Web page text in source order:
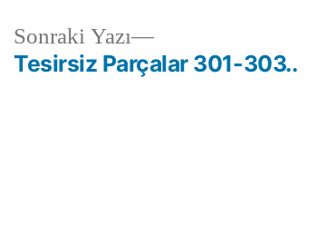
Sonraki Yazı
Sonraki
yazı:
Tesirsiz Parçalar 301-303..